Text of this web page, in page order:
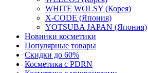
WHITE WOLSY (Корея)
X-CODE (Япония)
YOTSUBA JAPAN (Япония)
Новинки косметики
Популярные товары
Скидки до 60%
Косметика с PDRN